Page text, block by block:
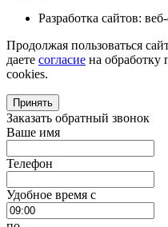
Разработка сайтов:
Продолжая пользоваться
даете согласие на обработку
cookies.
Принять
Заказать обратный звонок
Ваше имя
Телефон
Удобное время c